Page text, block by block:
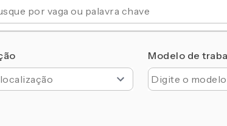
Modelo de